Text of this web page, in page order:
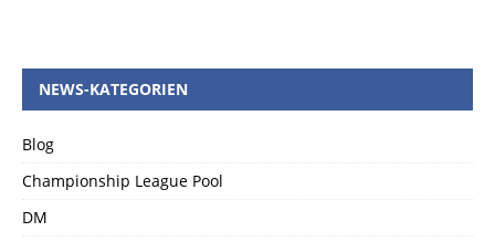
NEWS-KATEGORIEN
Blog
Championship League Pool
DM